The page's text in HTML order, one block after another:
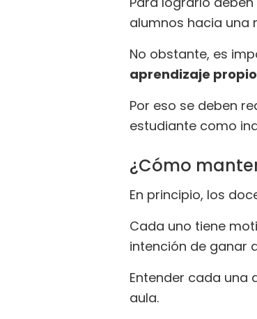
alumnos hacia una
No obstante, es
aprendizaje propio
Por eso se deben
estudiante como
¿Cómo
En principio, los
Cada uno tiene
intención de ganar
Entender cada una
aula.